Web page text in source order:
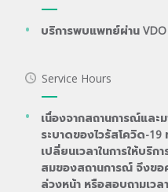
บริการพบแพทย์ผ่าน VDO
Service Hours
เนื่องจากสถานการณ์และ
ระบาดของไวรัสโควิด-19
เปลี่ยนเวลาในการให้บริ
สมของสถานการณ์ จึงขอ
ล่วงหน้า หรือสอบถามเวล